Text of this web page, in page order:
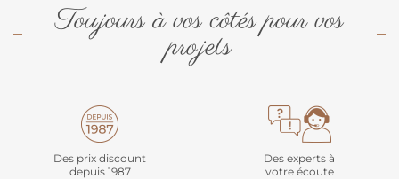
Toujours à vos côtés pour vos
projets
Des prix discount
depuis 1987
Des experts à
votre écoute